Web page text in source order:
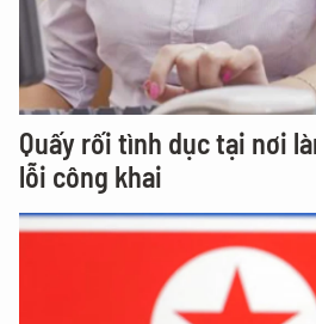
Quấy rối tình dục tại nơi
lỗi công khai